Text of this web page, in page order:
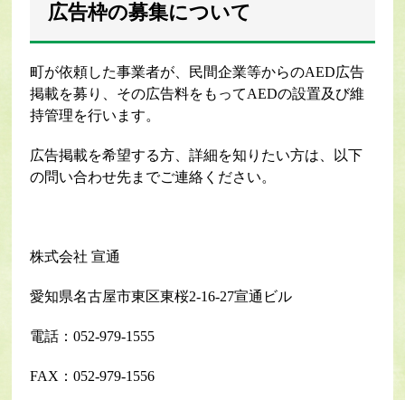
広告枠の募集について
町が依頼した事業者が、民間企業等からのAED広告
掲載を募り、その広告料をもってAEDの設置及び維
持管理を行います。
広告掲載を希望する方、詳細を知りたい方は、以下
の問い合わせ先までご連絡ください。
株式会社 宣通
愛知県名古屋市東区東桜2-16-27宣通ビル
電話：052-979-1555
FAX：052-979-1556